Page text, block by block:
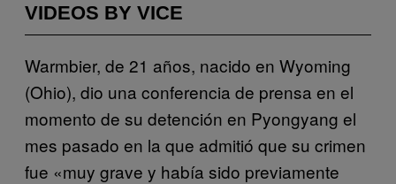
VIDEOS BY VICE
Warmbier, de 21 años, nacido en Wyoming
(Ohio), dio una conferencia de prensa en el
momento de su detención en Pyongyang el
mes pasado en la que admitió que su crimen
fue «muy grave y había sido previamente